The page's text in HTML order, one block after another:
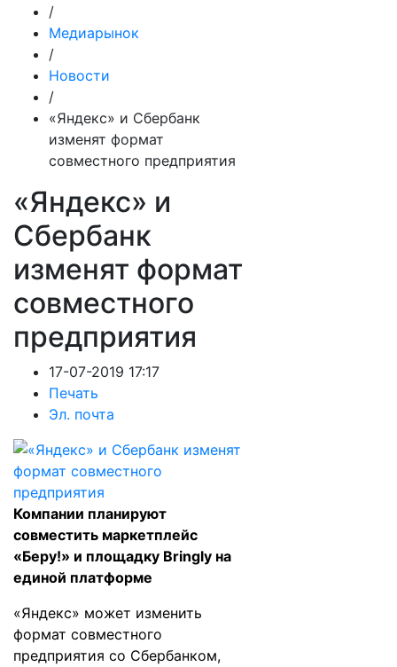
/
Медиарынок
/
Новости
/
«Яндекс» и Сбербанк
изменят формат
совместного предприятия
«Яндекс» и
Сбербанк
изменят формат
совместного
предприятия
17-07-2019 17:17
Печать
Эл. почта
Компании планируют
совместить маркетплейс
«Беру!» и площадку Bringly на
единой платформе
«Яндекс» может изменить
формат совместного
предприятия со Сбербанком,